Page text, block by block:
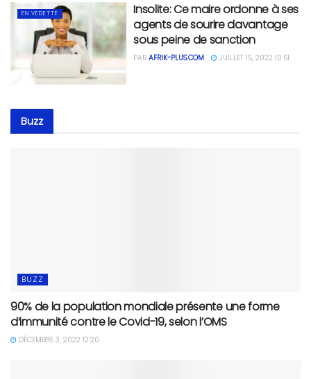
EN VEDETTE
Insolite: Ce maire ordonne à ses
agents de sourire davantage
sous peine de sanction
PAR AFRIK-PLUS.COM JUILLET 15, 2022 10:51
Buzz
BUZZ
90% de la population mondiale présente une forme
d’immunité contre le Covid-19, selon l’OMS
DÉCEMBRE 3, 2022 12:20